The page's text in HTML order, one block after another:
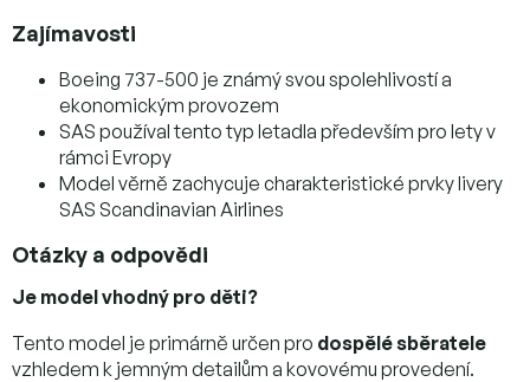
Zajímavosti
Boeing 737-500 je známý svou spolehlivostí a
ekonomickým provozem
SAS používal tento typ letadla především pro lety v
rámci Evropy
Model věrně zachycuje charakteristické prvky livery
SAS Scandinavian Airlines
Otázky a odpovědi
Je model vhodný pro děti?
Tento model je primárně určen pro dospělé sběratele
vzhledem k jemným detailům a kovovému provedení.